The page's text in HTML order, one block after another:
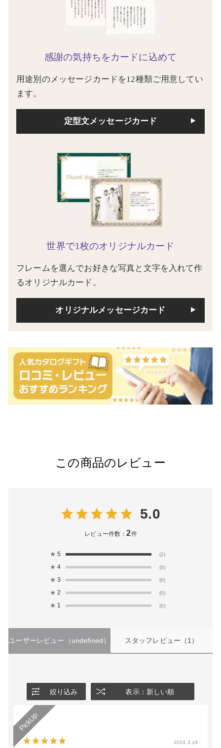
感謝の気持ちをカードに込めて
用途別のメッセージカードを12種類ご用意してい
ます。
定型文メッセージカード
世界で1枚のオリジナルカード
フレームを選んでお好きな写真と文字を入れて作
るオリジナルカード。
オリジナルメッセージカード
この商品のレビュー
5.0
レビュー件数：2件
★ 5 (2)
★ 4 (0)
★ 3 (0)
★ 2 (0)
★ 1 (0)
ユーザーレビュー （undefined） スタッフレビュー （1）
絞り込み 表示：新しい順
2024.3.19